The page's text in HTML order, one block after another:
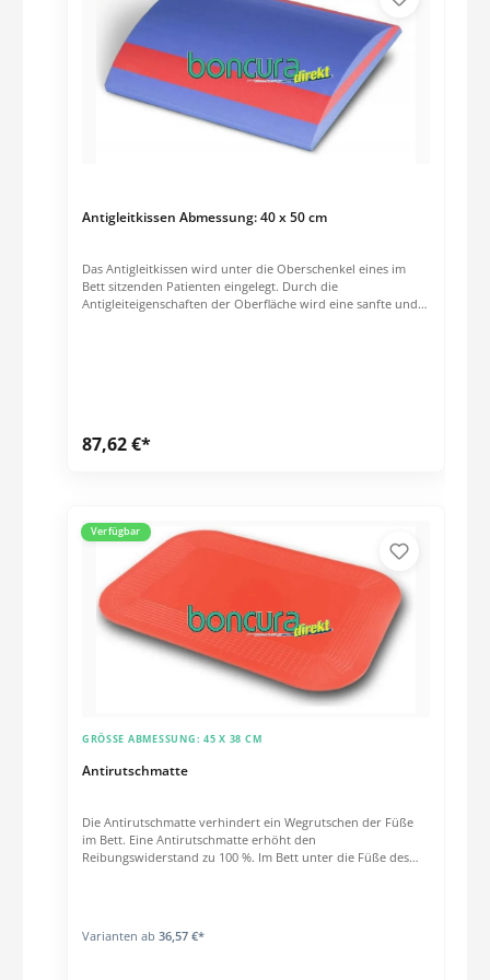
Weichspüler verwendet werden.Material:PU-und Vinyl
beschichtetes Polyestergewirke / 100 % PolyesterOberseite:
PU-BeschichtungUnterseite: Vinyl-Beschichtung
Antigleitkissen Abmessung: 40 x 50 cm
Das Antigleitkissen wird unter die Oberschenkel eines im
Bett sitzenden Patienten eingelegt. Durch die
Antigleiteigenschaften der Oberfläche wird eine sanfte und
87,62 €*
Verfügbar
Antirutschmatte
GRÖSSE ABMESSUNG:45 X 38 CM
Die Antirutschmatte verhindert ein Wegrutschen der Füße
im Bett. Eine Antirutschmatte erhöht den
Reibungswiderstand zu 100 %. Im Bett unter die Füße des
Varianten ab 36,57 €*